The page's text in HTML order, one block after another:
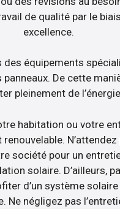
de qualité par le
excellence.
des équipements
De cette
pleinement de
habitation ou votre
société pour un
solaire. D’ailleurs,
d’un système
Ne négligez pas